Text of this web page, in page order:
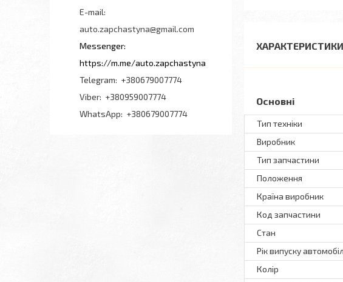
ХАРАКТЕРИСТИКИ
Основні
Тип техніки
Виробник
Тип запчастини
Положення
Країна виробник
Код запчастини
Стан
Рік випуску
Колір
auto.zapchastyna@gmail.com
https://m.me/auto.zapchastyna
+380679007774
+380959007774
+380679007774